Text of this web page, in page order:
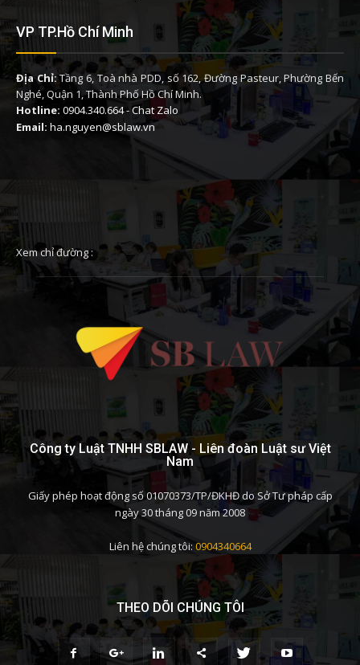
VP TP.Hồ Chí Minh
Địa Chỉ:Tầng 6, Toà nhà PDD, số 162, Đường Pasteur, Phường Bến
Nghé, Quận 1, Thành Phố Hồ Chí Minh.
Hotline: 0904.340.664-Chat Zalo
Email: ha.nguyen@sblaw.vn
Xem chỉ đường :
Công ty Luật TNHH SBLAW - Liên đoàn Luật sư Việt
Nam
Giấy phép hoạt động số 01070373/TP/ĐKHĐ do Sở Tư pháp cấp
ngày 30 tháng 09 năm 2008
Liên hệ chúng tôi: 0904340664
THEO DÕI CHÚNG TÔI